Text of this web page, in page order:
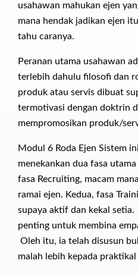
usahawan mahukan ejen
mana hendak jadikan ejen
tahu caranya.
Peranan utama usahawan
terlebih dahulu filosofi dan
produk atau servis dibuat
termotivasi dengan doktrin
mempromosikan produk/
Modul 6 Roda Ejen Sistem
menekankan dua fasa
fasa Recruiting, macam
ramai ejen. Kedua, fasa
supaya aktif dan kekal
penting untuk membina
Oleh itu, ia telah disusun
malah lebih kepada